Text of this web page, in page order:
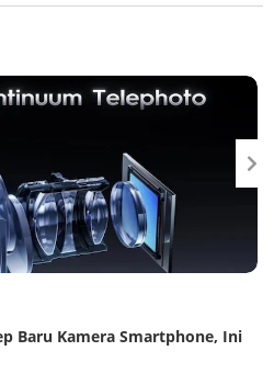
Baru Kamera Smartphone, Ini